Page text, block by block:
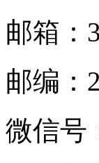
邮箱：
邮编：
微信号